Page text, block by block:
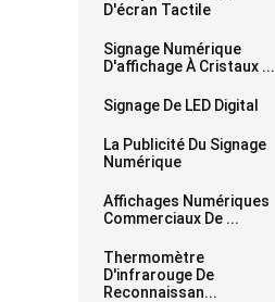
D'écran Tactile
Signage Numérique
D'affichage À Cristaux ...
Signage De LED Digital
La Publicité Du Signage
Numérique
Affichages Numériques
Commerciaux De ...
Thermomètre
D'infrarouge De
Reconnaissan...